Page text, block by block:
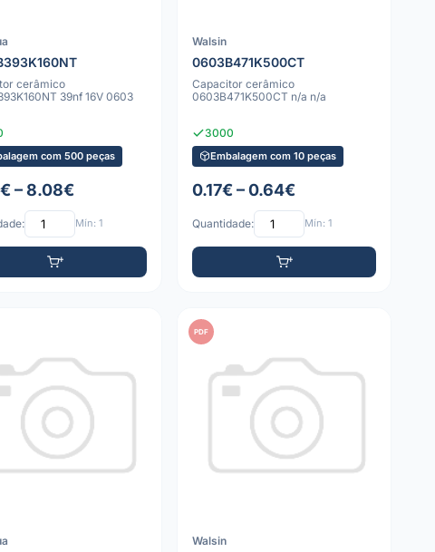
cerâmico
39nf 16V 0603
com 500 peças
– 8.08€
Mín: 1
Walsin
0603B471K500CT
Capacitor cerâmico
0603B471K500CT n/a n/a
3000
Embalagem com 10 peças
0.17€ – 0.64€
Quantidade: Mín: 1
PDF
Walsin